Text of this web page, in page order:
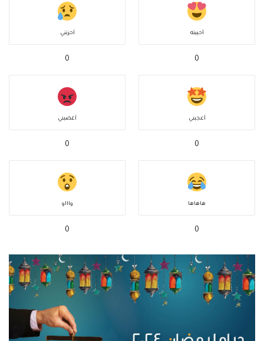
أحببته
0
أحزنني
0
أعجبني
0
أغضبني
0
هاهاها
0
واااو
0